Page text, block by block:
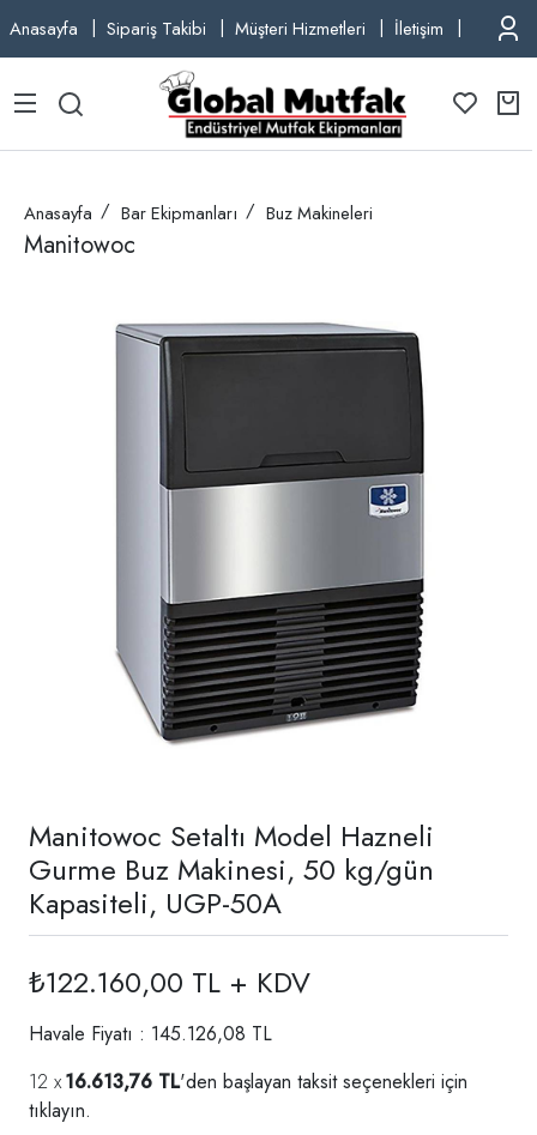
Anasayfa Sipariş Takibi Müşteri Hizmetleri İletişim TEL:
Anasayfa Bar Ekipmanları Buz Makineleri
Manitowoc
Manitowoc Setaltı Model Hazneli
Gurme Buz Makinesi, 50 kg/gün
Kapasiteli, UGP-50A
₺122.160,00 TL + KDV
Havale Fiyatı : 145.126,08 TL
16.613,76 TL'den başlayan taksit seçenekleri için
tıklayın.